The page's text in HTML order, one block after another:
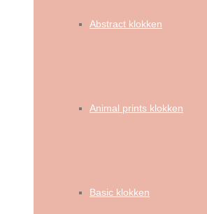
Abstract klokken
Animal prints klokken
Basic klokken